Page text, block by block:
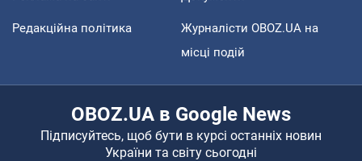
Редакційна політика
Журналісти OBOZ.UA на
місці подій
OBOZ.UA в Google News
Підписуйтесь, щоб бути в курсі останніх новин
України та світу сьогодні